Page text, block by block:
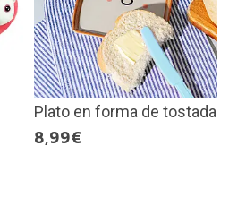
Plato en forma de tostada
8,99€